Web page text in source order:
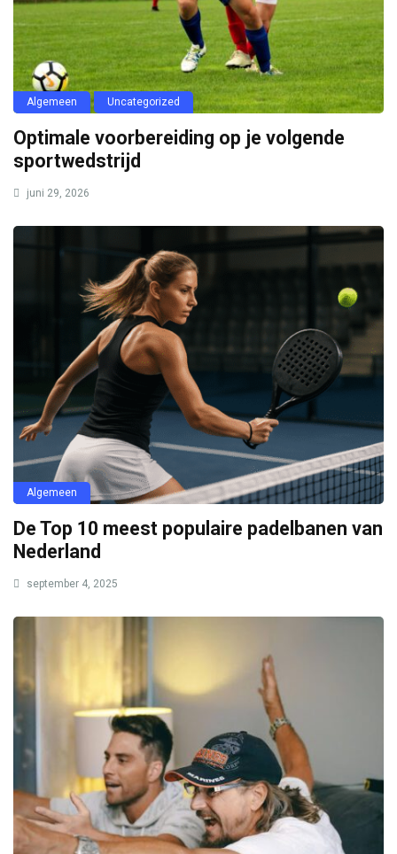
Algemeen Uncategorized
Optimale voorbereiding op je volgende
sportwedstrijd
juni 29, 2026
Algemeen
De Top 10 meest populaire padelbanen van
Nederland
september 4, 2025